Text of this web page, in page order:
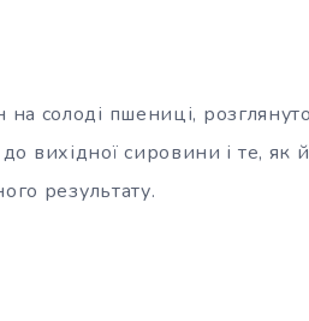
солоді пшениці,
вихідної сировини і те, як
результату.